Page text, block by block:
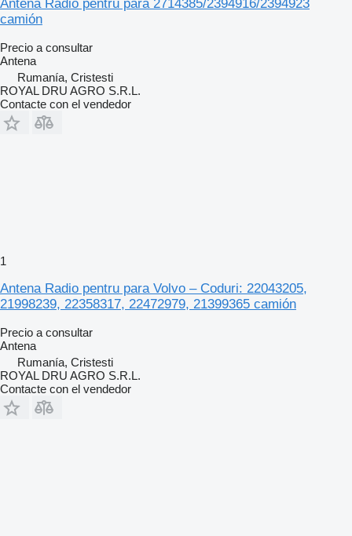
Antena Radio pentru para 2714385/2394916/2394923
camión
Precio a consultar
Antena
Rumanía, Cristesti
ROYAL DRU AGRO S.R.L.
Contacte con el vendedor
1
Antena Radio pentru para Volvo – Coduri: 22043205,
21998239, 22358317, 22472979, 21399365 camión
Precio a consultar
Antena
Rumanía, Cristesti
ROYAL DRU AGRO S.R.L.
Contacte con el vendedor